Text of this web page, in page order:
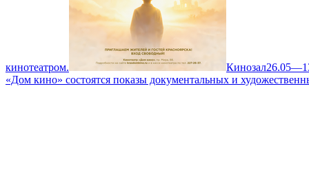
кинотеатром. Кинозал
«Дом кино» состоятся показы документальных и